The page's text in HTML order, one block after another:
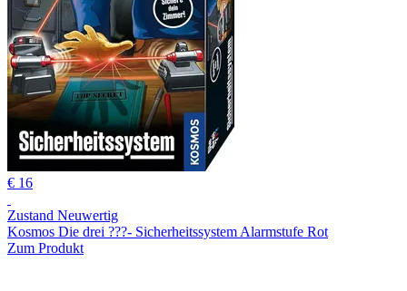
€ 16
Zustand Neuwertig
Kosmos Die drei ???- Sicherheitssystem Alarmstufe Rot
Zum Produkt